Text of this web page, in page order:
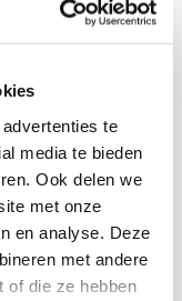
te
media te bieden
Ook delen we
met onze
en analyse. Deze
met andere
of die ze hebben